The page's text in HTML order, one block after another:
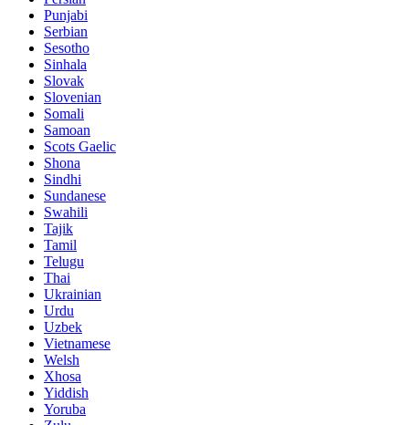
Punjabi
Serbian
Sesotho
Sinhala
Slovak
Slovenian
Somali
Samoan
Scots Gaelic
Shona
Sindhi
Sundanese
Swahili
Tajik
Tamil
Telugu
Thai
Ukrainian
Urdu
Uzbek
Vietnamese
Welsh
Xhosa
Yiddish
Yoruba